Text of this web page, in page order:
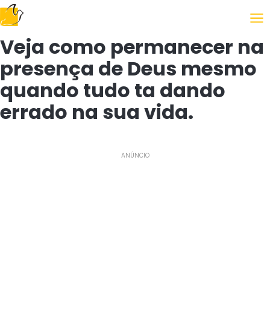
Seguindo o Evangelho
Veja como permanecer na
presença de Deus mesmo
quando tudo ta dando
errado na sua vida.
ANÚNCIO